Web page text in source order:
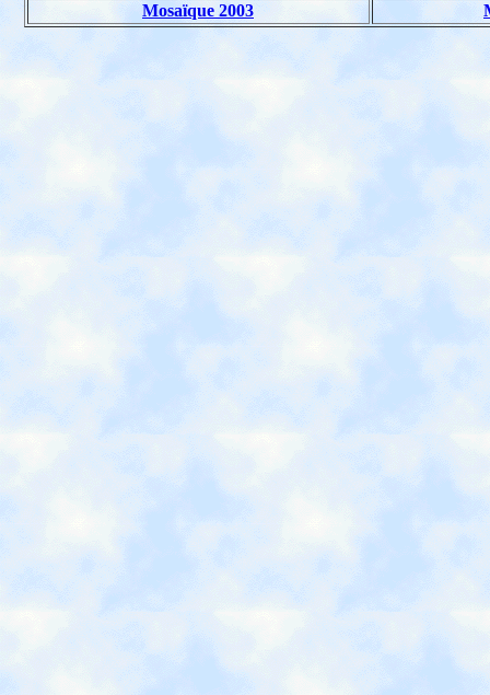
Mosaïque 2003